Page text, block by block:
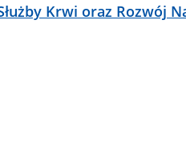
Krwi oraz Rozwój